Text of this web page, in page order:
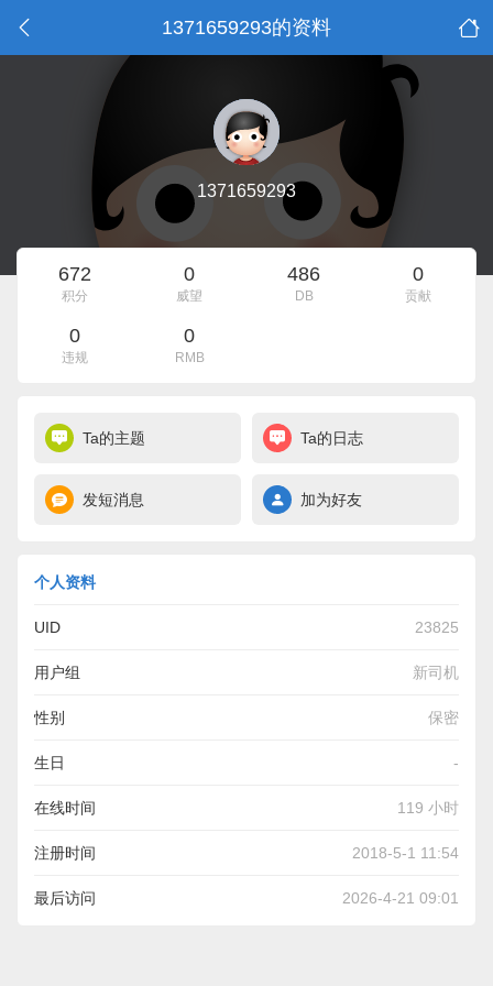
1371659293的资料
1371659293
672
积分
0
威望
486
DB
0
贡献
0
违规
0
RMB
Ta的主题 Ta的日志
发短消息 加为好友
个人资料
UID 23825
用户组 新司机
性别 保密
生日 -
在线时间 119 小时
注册时间 2018-5-1 11:54
最后访问 2026-4-21 09:01